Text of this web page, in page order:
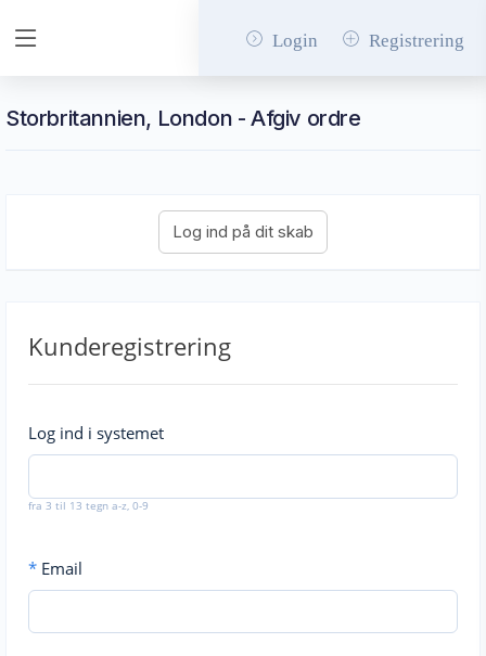
Login Registrering
Storbritannien, London - Afgiv ordre
Kunderegistrering
Log ind i systemet
fra 3 til 13 tegn a-z, 0-9
* Email